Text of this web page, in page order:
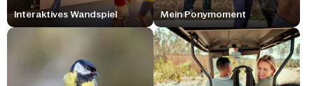
Interaktives Wandspiel Mein Ponymoment